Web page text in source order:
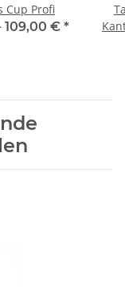
Cup Profi
109,00 € *